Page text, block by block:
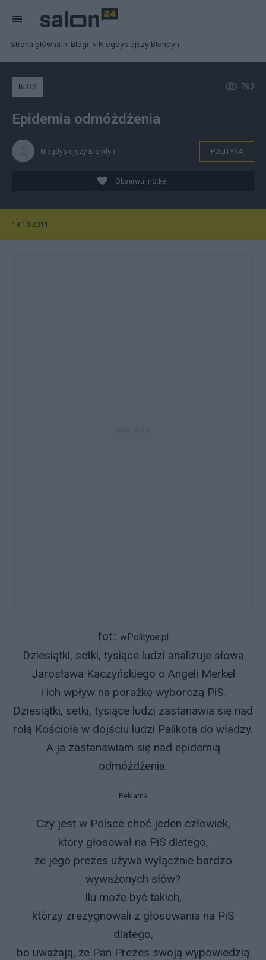
Strona główna Blogi Niegdysiejszy Blondyn
763
BLOG
Epidemia odmóżdżenia
Niegdysiejszy Blondyn POLITYKA
Obserwuj notkę
13.10.2011
fot.: wPolityce.pl
Dziesiątki, setki, tysiące ludzi analizuje słowa
Jarosława Kaczyńskiego o Angeli Merkel
i ich wpływ na porażkę wyborczą PiS.
Dziesiątki, setki, tysiące ludzi zastanawia się nad
rolą Kościoła w dojściu ludzi Palikota do władzy.
A ja zastanawiam się nad epidemią
odmóżdżenia.
Reklama
Czy jest w Polsce choć jeden człowiek,
który głosował na PiS dlatego,
że jego prezes używa wyłącznie bardzo
wyważonych słów?
Ilu może być takich,
którzy zrezygnowali z głosowania na PiS
dlatego,
bo uważają, że Pan Prezes swoją wypowiedzią